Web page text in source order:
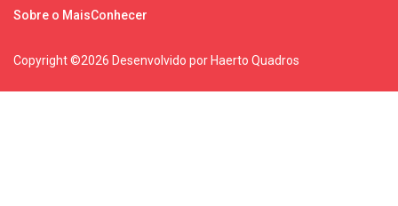
Sobre o MaisConhecer
Copyright ©2026 Desenvolvido por Haerto Quadros